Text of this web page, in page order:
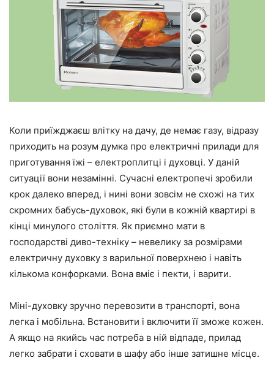
Коли приїжджаєш влітку на дачу, де немає газу, відразу
приходить на розум думка про електричні прилади для
приготування їжі – електроплитці і духовці. У даній
ситуації вони незамінні. Сучасні електропечі зробили
крок далеко вперед, і нині вони зовсім не схожі на тих
скромних бабусь-духовок, які були в кожній квартирі в
кінці минулого століття. Як приємно мати в
господарстві диво-техніку – невелику за розмірами
електричну духовку з варильної поверхнею і навіть
кількома конфорками. Вона вміє і пекти, і варити.
Міні-духовку зручно перевозити в транспорті, вона
легка і мобільна. Встановити і включити її зможе кожен.
А якщо на якийсь час потреба в ній відпаде, прилад
легко забрати і сховати в шафу або інше затишне місце.